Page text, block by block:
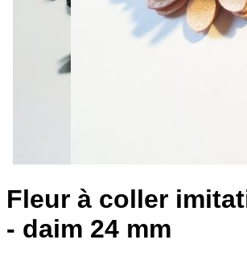
Fleur à coller
- daim 24 mm